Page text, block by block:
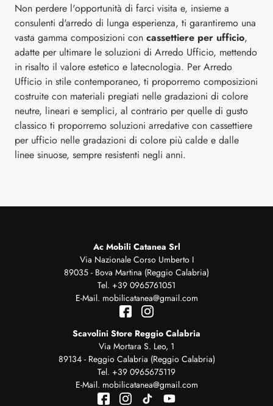
Non perdere l'opportunità di farci visita e, insieme a
consulenti d'arredo di lunga esperienza, ti garantiremo una
vasta gamma composizioni con cassettiere per ufficio,
adatte per ultimare le soluzioni di Arredo Ufficio, mettendo
in risalto il valore estetico e latecnologia. Per Arredo
Ufficio in stile contemporaneo, ti proporremo composizioni
costruite con materiali pregiati nelle gradazioni di colore
neutre, lineari e semplici, al contrario per quelle di gusto
classico ti proporremo soluzioni arredative con cassettiere
per ufficio nelle gradazioni di colore più calde e dalle
linee sinuose, sempre resistenti negli anni.
Ac Mobili Catanea Srl
Via Nazionale Corso Umberto I
89035 - Bova Martina (Reggio Calabria)
Tel. +39 0965761051
E-Mail. mobilicatanea@gmail.com
Scavolini Store Reggio Calabria
Via Mortara S. Leo, 1
89134 - Reggio Calabria (Reggio Calabria)
Tel. +39 0965675119
E-Mail. mobilicatanea@gmail.com